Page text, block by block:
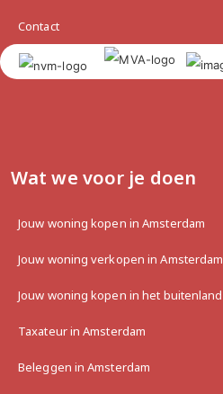
Contact
Wat we voor je doen
Jouw woning kopen in Amsterdam
Jouw woning verkopen in Amsterdam
Jouw woning kopen in het buitenland
Taxateur in Amsterdam
Beleggen in Amsterdam